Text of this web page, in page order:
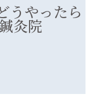
うやったら
灸院